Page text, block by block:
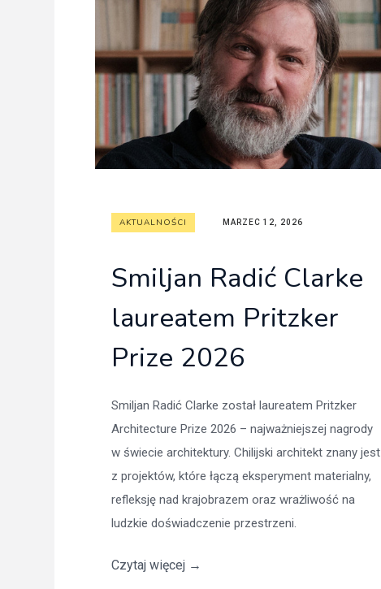
AKTUALNOŚCI MARZEC 12, 2026
Smiljan Radić Clarke
laureatem Pritzker
Prize 2026
Smiljan Radić Clarke został laureatem Pritzker
Architecture Prize 2026 – najważniejszej nagrody
w świecie architektury. Chilijski architekt znany jest
z projektów, które łączą eksperyment materialny,
refleksję nad krajobrazem oraz wrażliwość na
ludzkie doświadczenie przestrzeni.
Czytaj więcej →